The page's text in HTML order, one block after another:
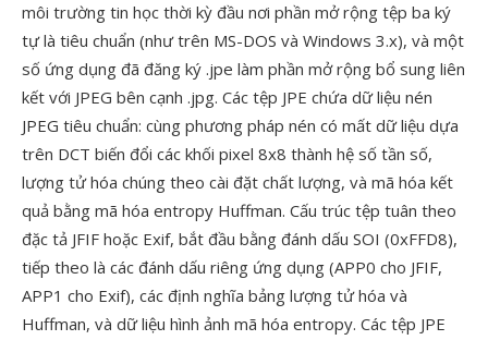
môi trường tin học thời kỳ đầu nơi phần mở rộng tệp ba ký
tự là tiêu chuẩn (như trên MS-DOS và Windows 3.x), và một
số ứng dụng đã đăng ký .jpe làm phần mở rộng bổ sung liên
kết với JPEG bên cạnh .jpg. Các tệp JPE chứa dữ liệu nén
JPEG tiêu chuẩn: cùng phương pháp nén có mất dữ liệu dựa
trên DCT biến đổi các khối pixel 8x8 thành hệ số tần số,
lượng tử hóa chúng theo cài đặt chất lượng, và mã hóa kết
quả bằng mã hóa entropy Huffman. Cấu trúc tệp tuân theo
đặc tả JFIF hoặc Exif, bắt đầu bằng đánh dấu SOI (0xFFD8),
tiếp theo là các đánh dấu riêng ứng dụng (APP0 cho JFIF,
APP1 cho Exif), các định nghĩa bảng lượng tử hóa và
Huffman, và dữ liệu hình ảnh mã hóa entropy. Các tệp JPE